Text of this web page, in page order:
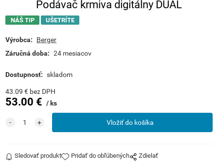
Podávač krmiva digitálny DUAL
NÁŠ TIP UŠETRÍTE
Výrobca:
Berger
Záručná doba: 24 mesiacov
Dostupnosť: skladom
43.09 € bez DPH
53.00 € ks
Sledovať produkt Pridať do obľúbených Zdielať